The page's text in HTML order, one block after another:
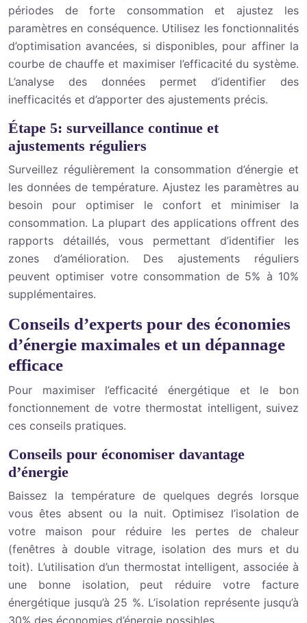
périodes de forte consommation et ajustez les
paramètres en conséquence. Utilisez les fonctionnalités
d’optimisation avancées, si disponibles, pour affiner la
courbe de chauffe et maximiser l’efficacité du système.
L’analyse des données permet d’identifier des
inefficacités et d’apporter des ajustements précis.
Étape 5: surveillance continue et
ajustements réguliers
Surveillez régulièrement la consommation d’énergie et
les données de température. Ajustez les paramètres au
besoin pour optimiser le confort et minimiser la
consommation. La plupart des applications offrent des
rapports détaillés, vous permettant d’identifier les
zones d’amélioration. Des ajustements réguliers
peuvent optimiser votre consommation de 5% à 10%
supplémentaires.
Conseils d’experts pour des économies
d’énergie maximales et un dépannage
efficace
Pour maximiser l’efficacité énergétique et le bon
fonctionnement de votre thermostat intelligent, suivez
ces conseils pratiques.
Conseils pour économiser davantage
d’énergie
Baissez la température de quelques degrés lorsque
vous êtes absent ou la nuit. Optimisez l’isolation de
votre maison pour réduire les pertes de chaleur
(fenêtres à double vitrage, isolation des murs et du
toit). L’utilisation d’un thermostat intelligent, associée à
une bonne isolation, peut réduire votre facture
énergétique jusqu’à 25 %. L’isolation représente jusqu’à
30% des économies d’énergie possibles.